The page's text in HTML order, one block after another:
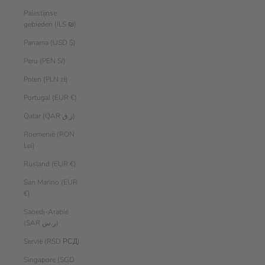
Palestijnse
gebieden (ILS ₪)
Panama (USD $)
Peru (PEN S/)
Polen (PLN zł)
Portugal (EUR €)
Qatar (QAR ر.ق)
Roemenië (RON
Lei)
Rusland (EUR €)
San Marino (EUR
€)
Saoedi-Arabië
(SAR ر.س)
Servië (RSD РСД)
Singapore (SGD